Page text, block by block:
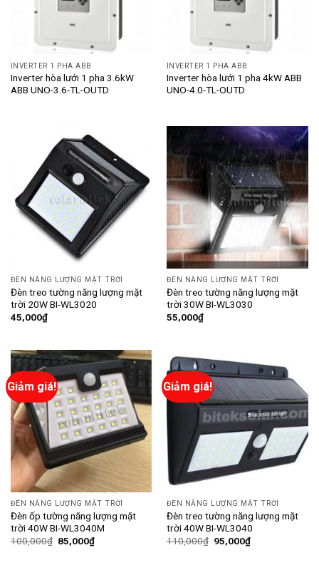
INVERTER 1 PHA ABB
Inverter hòa lưới 1 pha 3.6kW
ABB UNO-3.6-TL-OUTD
INVERTER 1 PHA ABB
Inverter hòa lưới 1 pha 4kW ABB
UNO-4.0-TL-OUTD
ĐÈN NĂNG LƯỢNG MẶT TRỜI
Đèn treo tường năng lượng mặt
trời 20W BI-WL3020
45,000₫
ĐÈN NĂNG LƯỢNG MẶT TRỜI
Đèn treo tường năng lượng mặt
trời 30W BI-WL3030
55,000₫
Giảm giá!
ĐÈN NĂNG LƯỢNG MẶT TRỜI
Đèn ốp tường năng lượng mặt
trời 40W BI-WL3040M
100,000₫ 85,000₫
Giảm giá!
ĐÈN NĂNG LƯỢNG MẶT TRỜI
Đèn treo tường năng lượng mặt
trời 40W BI-WL3040
110,000₫ 95,000₫